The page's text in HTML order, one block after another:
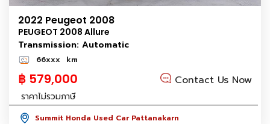
2022 Peugeot 2008
PEUGEOT 2008 Allure
Transmission: Automatic
66xxx km
฿ 579,000 Contact Us Now
ราคาไม่รวมภาษี
Summit Honda Used Car Pattanakarn